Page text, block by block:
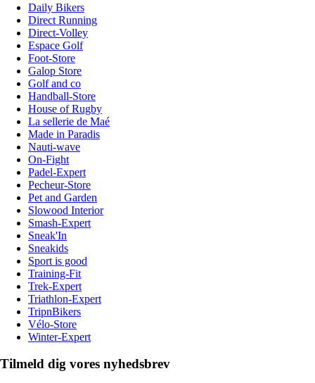
Daily Bikers
Direct Running
Direct-Volley
Espace Golf
Foot-Store
Galop Store
Golf and co
Handball-Store
House of Rugby
La sellerie de Maé
Made in Paradis
Nauti-wave
On-Fight
Padel-Expert
Pecheur-Store
Pet and Garden
Slowood Interior
Smash-Expert
Sneak'In
Sneakids
Sport is good
Training-Fit
Trek-Expert
Triathlon-Expert
TripnBikers
Vélo-Store
Winter-Expert
Tilmeld dig vores nyhedsbrev